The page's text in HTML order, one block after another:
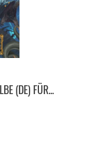
(DE) FÜR...